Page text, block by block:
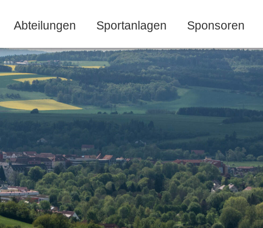
Abteilungen Sportanlagen Sponsoren